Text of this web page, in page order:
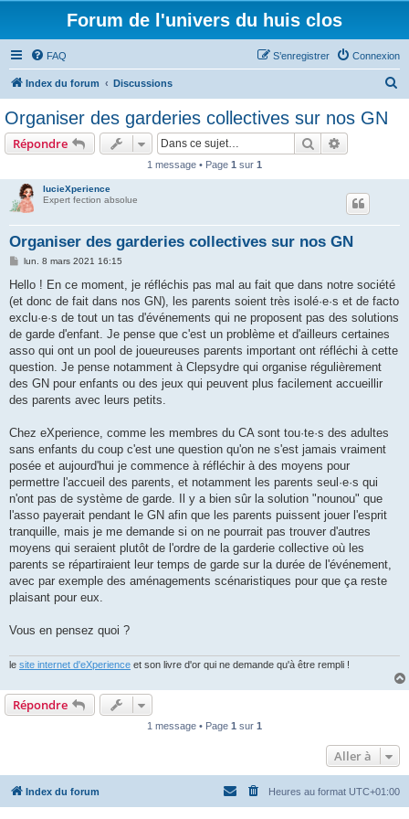
Forum de l'univers du huis clos
FAQ Connexion
S’enregistrer
Index du forum Discussions
Organiser des garderies collectives sur nos GN
Répondre Rechercher
1 message • Page 1 sur 1
lucieXperience
Expert fection absolue
Organiser des garderies collectives sur nos GN
M
s
a
g
lun. 8 mars 2021 16:15
Hello ! En ce moment, je réfléchis pas mal au fait que dans notre société
(et donc de fait dans nos GN), les parents soient très isolé·e·s et de facto
exclu·e·s de tout un tas d'événements qui ne proposent pas des solutions
de garde d'enfant. Je pense que c'est un problème et d'ailleurs certaines
asso qui ont un pool de joueureuses parents important ont réfléchi à cette
question. Je pense notamment à Clepsydre qui organise régulièrement
des GN pour enfants ou des jeux qui peuvent plus facilement accueillir
des parents avec leurs petits.
Chez eXperience, comme les membres du CA sont tou·te·s des adultes
sans enfants du coup c'est une question qu'on ne s'est jamais vraiment
posée et aujourd'hui je commence à réfléchir à des moyens pour
permettre l'accueil des parents, et notamment les parents seul·e·s qui
n'ont pas de système de garde. Il y a bien sûr la solution "nounou" que
l'asso payerait pendant le GN afin que les parents puissent jouer l'esprit
tranquille, mais je me demande si on ne pourrait pas trouver d'autres
moyens qui seraient plutôt de l'ordre de la garderie collective où les
parents se répartiraient leur temps de garde sur la durée de l'événement,
avec par exemple des aménagements scénaristiques pour que ça reste
plaisant pour eux.
Vous en pensez quoi ?
le site internet d'eXperience et son livre d'or qui ne demande qu'à être rempli !
Répondre
1 message • Page 1 sur 1
Aller à
Index du forum Heures au format UTC+01:00